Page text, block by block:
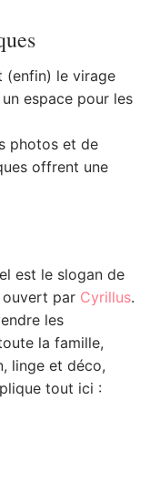
(enfin) le virage
espace pour les
photos et de
offrent une
est le slogan de
par Cyrillus.
les
la famille,
linge et déco,
tout ici :